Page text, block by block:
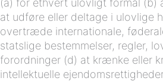
at udføre eller deltage i ulovlige
overtræde internationale,
statslige bestemmelser, regler,
forordninger (d) at krænke eller
intellektuelle